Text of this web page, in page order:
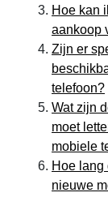
Hoe kan
aankoop
Zijn er
telefoon?
Wat zijn
moet
mobiele
Hoe lang
nieuwe